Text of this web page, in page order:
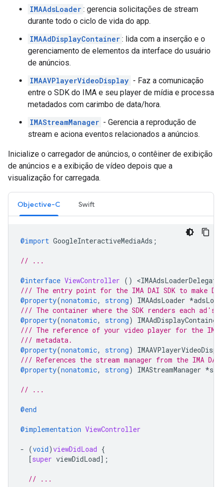
IMAAdsLoader : gerencia solicitações de stream
durante todo o ciclo de vida do app.
IMAAdDisplayContainer : lida com a inserção e o
gerenciamento de elementos da interface do usuário
de anúncios.
IMAAVPlayerVideoDisplay - Faz a comunicação
entre o SDK do IMA e seu player de mídia e processa
metadados com carimbo de data/hora.
IMAStreamManager - Gerencia a reprodução de
stream e aciona eventos relacionados a anúncios.
Inicialize o carregador de anúncios, o contêiner de exibição
de anúncios e a exibição de vídeo depois que a
visualização for carregada.
Objective-C Swift
@import GoogleInteractiveMediaAds ;
// ...
@interface ViewController () <IMAAdsLoaderDelegate
/// The entry point for the IMA DAI SDK to make
@property(nonatomic, strong) IMAAdsLoader *
/// The container where the SDK renders each
@property(nonatomic, strong)
IMAAdDisplayContainer
/// The reference of your video player for the IMA
/// metadata.
@property(nonatomic, strong)
/// References the stream manager from the IMA
@property(nonatomic, strong) IMAStreamManager *
// ...
@end
@implementation ViewController
- (void)viewDidLoad {
[super viewDidLoad];
// ...